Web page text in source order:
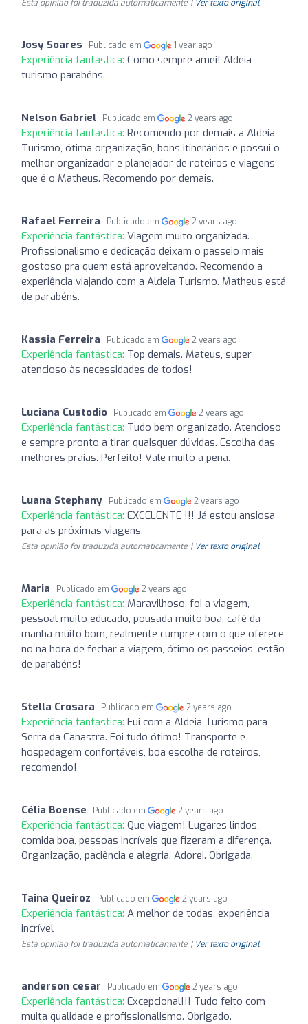
Esta opinião foi traduzida automaticamente. | Ver texto original
Josy Soares Publicado em 1 year ago
Experiência fantástica: Como sempre amei! Aldeia
turismo parabéns.
Nelson Gabriel Publicado em 2 years ago
Experiência fantástica: Recomendo por demais a Aldeia
Turismo, ótima organização, bons itinerários e possui o
melhor organizador e planejador de roteiros e viagens
que é o Matheus. Recomendo por demais.
Rafael Ferreira Publicado em 2 years ago
Experiência fantástica: Viagem muito organizada.
Profissionalismo e dedicação deixam o passeio mais
gostoso pra quem está aproveitando. Recomendo a
experiência viajando com a Aldeia Turismo. Matheus está
de parabéns.
Kassia Ferreira Publicado em 2 years ago
Experiência fantástica: Top demais. Mateus, super
atencioso às necessidades de todos!
Luciana Custodio Publicado em 2 years ago
Experiência fantástica: Tudo bem organizado. Atencioso
e sempre pronto a tirar quaisquer dúvidas. Escolha das
melhores praias. Perfeito! Vale muito a pena.
Luana Stephany Publicado em 2 years ago
Experiência fantástica: EXCELENTE !!! Já estou ansiosa
para as próximas viagens.
Esta opinião foi traduzida automaticamente. | Ver texto original
Maria Publicado em 2 years ago
Experiência fantástica: Maravilhoso, foi a viagem,
pessoal muito educado, pousada muito boa, café da
manhã muito bom, realmente cumpre com o que oferece
no na hora de fechar a viagem, ótimo os passeios, estão
de parabéns!
Stella Crosara Publicado em 2 years ago
Experiência fantástica: Fui com a Aldeia Turismo para
Serra da Canastra. Foi tudo ótimo! Transporte e
hospedagem confortáveis, boa escolha de roteiros,
recomendo!
Célia Boense Publicado em 2 years ago
Experiência fantástica: Que viagem! Lugares lindos,
comida boa, pessoas incríveis que fizeram a diferença.
Organização, paciência e alegria. Adorei. Obrigada.
Taina Queiroz Publicado em 2 years ago
Experiência fantástica: A melhor de todas, experiência
incrível
Esta opinião foi traduzida automaticamente. | Ver texto original
anderson cesar Publicado em 2 years ago
Experiência fantástica: Excepcional!!! Tudo feito com
muita qualidade e profissionalismo. Obrigado.